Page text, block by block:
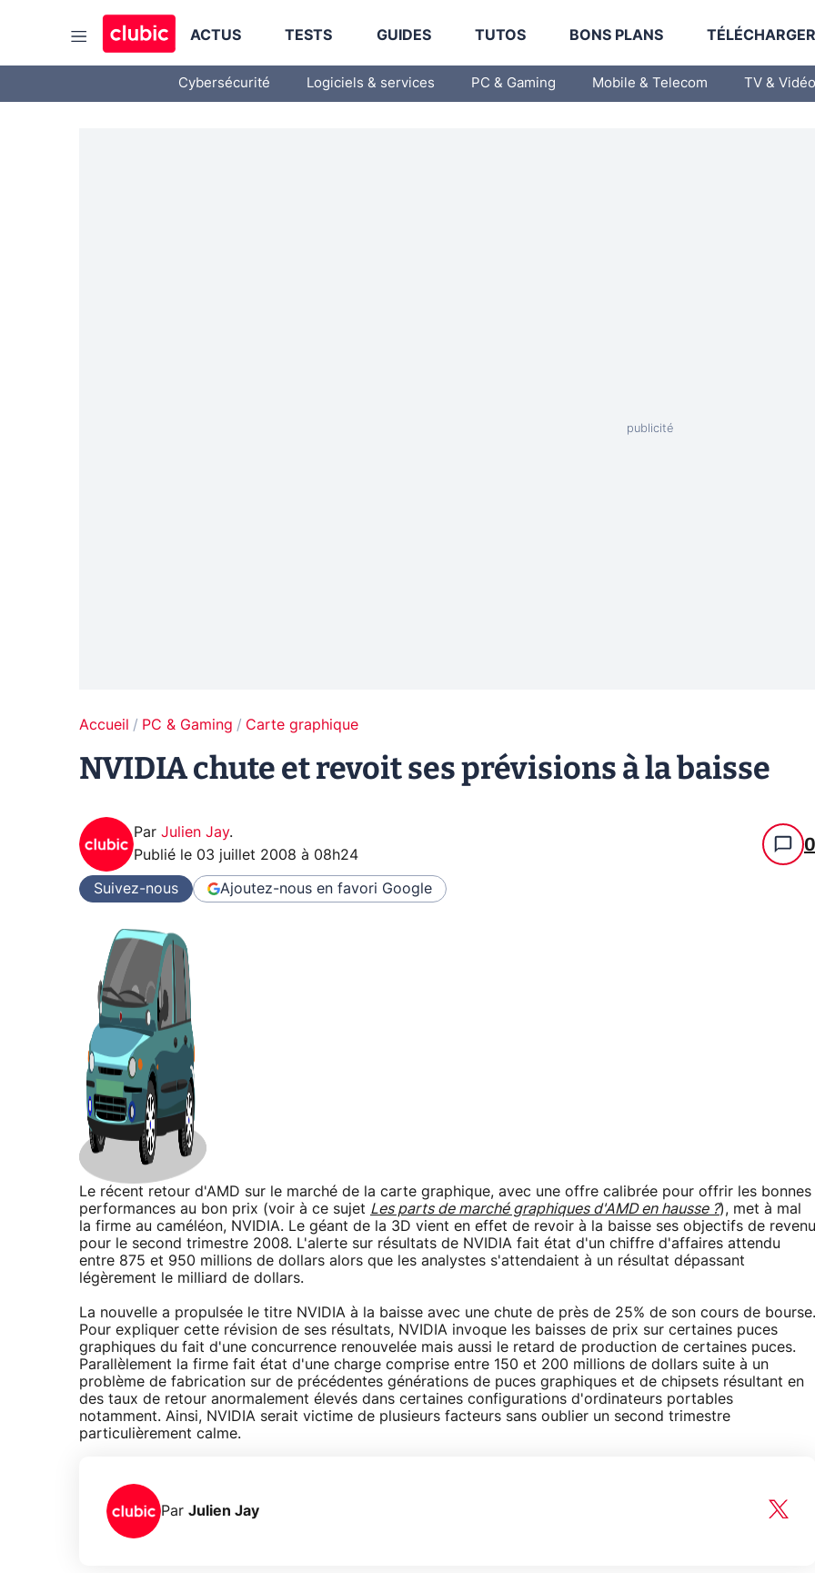
ACTUS TESTS GUIDES TUTOS BONS PLANS
Cybersécurité Logiciels & services PC & Gaming Mobile & Telecom TV & Vidéo
Accueil PC & Gaming Carte graphique
NVIDIA chute et revoit ses prévisions à la baisse
Par Julien Jay.
Publié le 03 juillet 2008 à 08h24 0
Suivez-nous Ajoutez-nous en favori Google
Le récent retour d'AMD sur le marché de la carte graphique, avec une offre calibrée pour offrir les bonnes
performances au bon prix (voir à ce sujet Les parts de marché graphiques d'AMD en hausse ?), met à mal
la firme au caméléon, NVIDIA. Le géant de la 3D vient en effet de revoir à la baisse ses objectifs de revenu
pour le second trimestre 2008. L'alerte sur résultats de NVIDIA fait état d'un chiffre d'affaires attendu
entre 875 et 950 millions de dollars alors que les analystes s'attendaient à un résultat dépassant
légèrement le milliard de dollars.
La nouvelle a propulsée le titre NVIDIA à la baisse avec une chute de près de 25% de son cours de bourse.
Pour expliquer cette révision de ses résultats, NVIDIA invoque les baisses de prix sur certaines puces
graphiques du fait d'une concurrence renouvelée mais aussi le retard de production de certaines puces.
Parallèlement la firme fait état d'une charge comprise entre 150 et 200 millions de dollars suite à un
problème de fabrication sur de précédentes générations de puces graphiques et de chipsets résultant en
des taux de retour anormalement élevés dans certaines configurations d'ordinateurs portables
notamment. Ainsi, NVIDIA serait victime de plusieurs facteurs sans oublier un second trimestre
particulièrement calme.
Par Julien Jay